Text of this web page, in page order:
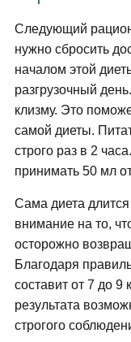
Следующий
нужно сбросить
началом этой
разгрузочный
клизму. Это
самой диеты.
строго раз в 2
принимать 50 мл
Сама диета
внимание на то,
осторожно
Благодаря
составит от 7 до 9
результата
строгого